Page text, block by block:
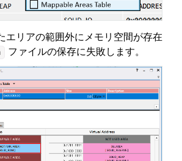
エリアの範囲外にメモリ空間が存在
ファイルの保存に失敗します。